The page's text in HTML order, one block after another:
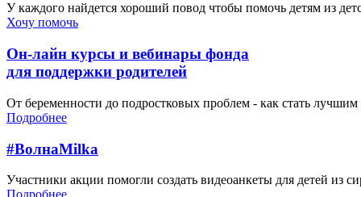
У каждого найдется хороший повод чтобы помочь детям из
Хочу помочь
Он-лайн курсы и вебинары фонда
для поддержки родителей
От беременности до подростковых проблем - как стать лучшим
Подробнее
#ВолнаMilka
Участники акции помогли создать видеоанкеты для детей из